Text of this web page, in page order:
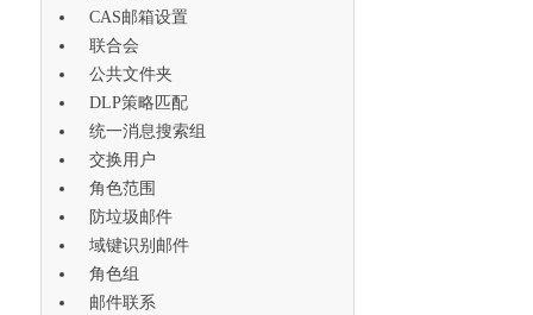
CAS邮箱设置
联合会
公共文件夹
DLP策略匹配
统一消息搜索组
交换用户
角色范围
防垃圾邮件
域键识别邮件
角色组
邮件联系